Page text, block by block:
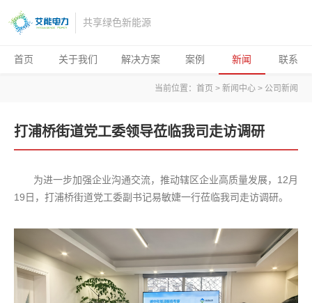
共享绿色新能源
首页 关于我们 解决方案 案例 新闻 联系
当前位置： 首页 > 新闻中心 > 公司新闻
打浦桥街道党工委领导莅临我司走访调研
为进一步加强企业沟通交流，推动辖区企业高质量发展，12月
19日，打浦桥街道党工委副书记易敏婕一行莅临我司走访调研。